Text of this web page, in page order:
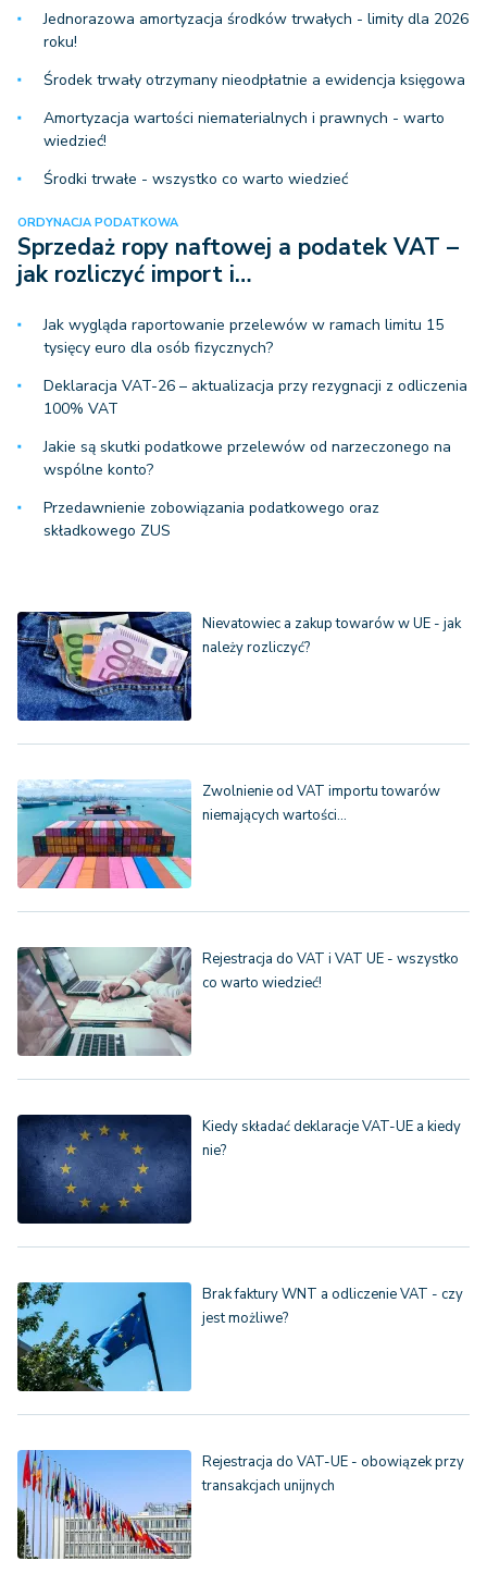
Jednorazowa amortyzacja środków trwałych - limity dla 2026
roku!
Środek trwały otrzymany nieodpłatnie a ewidencja księgowa
Amortyzacja wartości niematerialnych i prawnych - warto
wiedzieć!
Środki trwałe - wszystko co warto wiedzieć
ORDYNACJA PODATKOWA
Sprzedaż ropy naftowej a podatek VAT –
jak rozliczyć import i…
Jak wygląda raportowanie przelewów w ramach limitu 15
tysięcy euro dla osób fizycznych?
Deklaracja VAT-26 – aktualizacja przy rezygnacji z odliczenia
100% VAT
Jakie są skutki podatkowe przelewów od narzeczonego na
wspólne konto?
Przedawnienie zobowiązania podatkowego oraz
składkowego ZUS
Nievatowiec a zakup towarów w UE - jak
należy rozliczyć?
Zwolnienie od VAT importu towarów
niemających wartości…
Rejestracja do VAT i VAT UE - wszystko
co warto wiedzieć!
Kiedy składać deklaracje VAT-UE a kiedy
nie?
Brak faktury WNT a odliczenie VAT - czy
jest możliwe?
Rejestracja do VAT-UE - obowiązek przy
transakcjach unijnych